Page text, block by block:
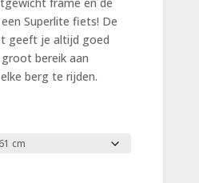
Superlite fiets! De
geeft je altijd goed
bereik aan
berg te rijden.